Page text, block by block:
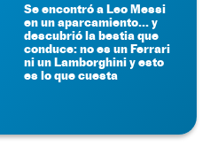
Se encontró a Leo Messi
en un aparcamiento... y
descubrió la bestia que
conduce: no es un Ferrari
ni un Lamborghini y esto
es lo que cuesta